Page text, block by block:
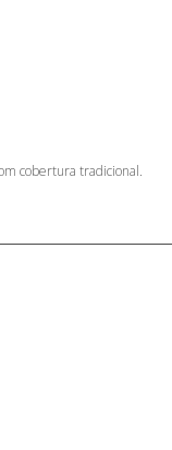
cobertura tradicional.